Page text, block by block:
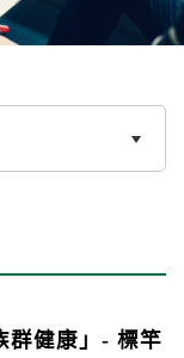
群健康」- 標竿